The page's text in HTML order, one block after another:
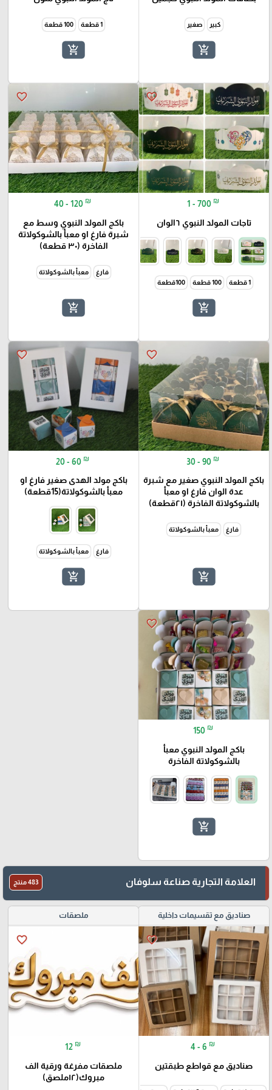
كبير صغير
add_shopping_cart
1 قطعة 100 قطعة
add_shopping_cart
favorite_border
1 - 700 ₪
تاجات المولد النبوي ٦الوان
1 قطعة 100 قطعة 100قطعة
add_shopping_cart
favorite_border
40 - 120 ₪
باكج المولد النبوي وسط مع
شبرة فارغ او معبأ بالشوكولاتة
الفاخرة (٣٠ قطعة)
فارغ معبأ بالشوكولاتة
add_shopping_cart
favorite_border
30 - 90 ₪
باكج المولد النبوي صغير مع شبرة
عدة الوان فارغ او معبأ
بالشوكولاتة الفاخرة (٢١قطعة)
فارغ معبأ بالشوكولاتة
add_shopping_cart
favorite_border
20 - 60 ₪
باكج مولد الهدى صغير فارغ او
معبأ بالشوكولاتة(15قطعة)
فارغ معبأ بالشوكولاتة
add_shopping_cart
favorite_border
150 ₪
باكج المولد النبوي معبأ
بالشوكولاتة الفاخرة
add_shopping_cart
العلامة التجارية صناعة سلوفان 483 منتج
صناديق مع تقسيمات داخلية
favorite_border
4 - 6 ₪
صناديق مع قواطع طبقتين
ملصقات
favorite_border
12 ₪
ملصقات مفرغة ورقية الف
مبروك(١٢ملصق)